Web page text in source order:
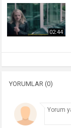
02:44
YORUMLAR (0)